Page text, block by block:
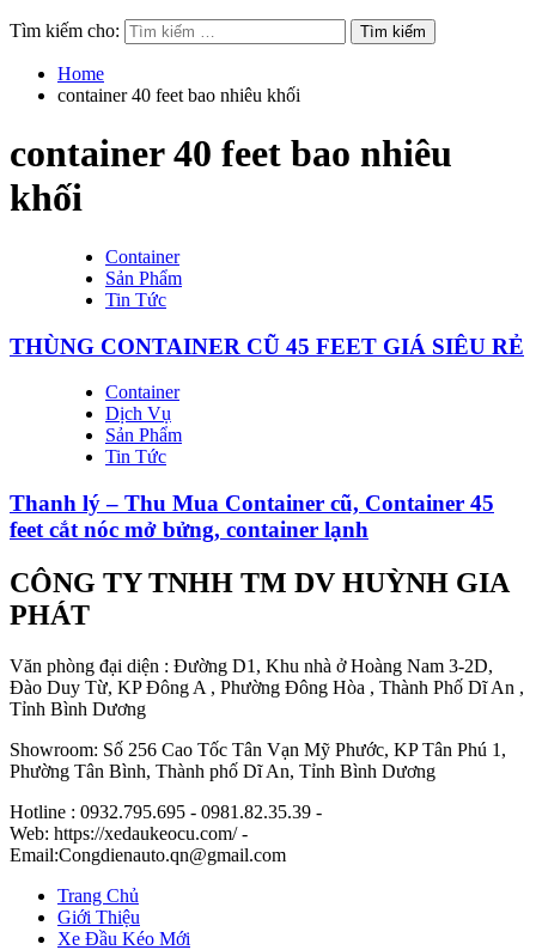
Tìm kiếm cho:
Home
container 40 feet bao nhiêu khối
container 40 feet bao nhiêu
khối
Container
Sản Phẩm
Tin Tức
THÙNG CONTAINER CŨ 45 FEET GIÁ SIÊU RẺ
Container
Dịch Vụ
Sản Phẩm
Tin Tức
Thanh lý – Thu Mua Container cũ, Container 45
feet cắt nóc mở bửng, container lạnh
CÔNG TY TNHH TM DV HUỲNH GIA
PHÁT
Văn phòng đại diện : Đường D1, Khu nhà ở Hoàng Nam 3-2D,
Đào Duy Từ, KP Đông A , Phường Đông Hòa , Thành Phố Dĩ An ,
Tỉnh Bình Dương
Showroom: Số 256 Cao Tốc Tân Vạn Mỹ Phước, KP Tân Phú 1,
Phường Tân Bình, Thành phố Dĩ An, Tỉnh Bình Dương
Hotline : 0932.795.695 - 0981.82.35.39 -
Web: https://xedaukeocu.com/ -
Email:Congdienauto.qn@gmail.com
Trang Chủ
Giới Thiệu
Xe Đầu Kéo Mới